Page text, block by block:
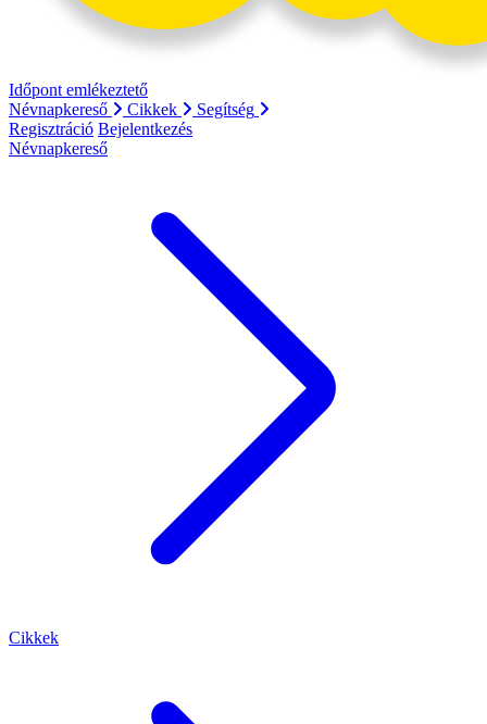
Időpont emlékeztető
Névnapkereső
Cikkek
Segítség
Regisztráció Bejelentkezés
Névnapkereső
Cikkek